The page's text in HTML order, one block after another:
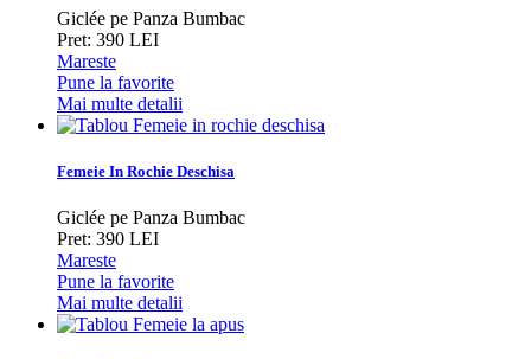
Giclée pe Panza Bumbac
Pret: 390 LEI
Mareste
Pune la favorite
Mai multe detalii
Femeie In Rochie Deschisa
Giclée pe Panza Bumbac
Pret: 390 LEI
Mareste
Pune la favorite
Mai multe detalii